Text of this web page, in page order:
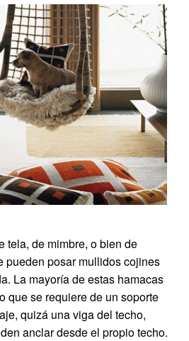
tela, de mimbre, o bien de
pueden posar mullidos cojines
La mayoría de estas hamacas
que se requiere de un soporte
quizá una viga del techo,
anclar desde el propio techo.